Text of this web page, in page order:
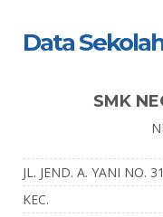
Data
SMK
JL. JEND. A. YANI NO.
KEC.